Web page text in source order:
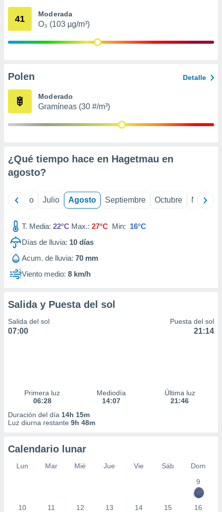
mediante
publicidad
de
41 Moderada
O₃ (103 µg/m³)
Polen Detalle
Moderado
Gramíneas (30 #/m³)
¿Qué tiempo hace en Hagetmau en
agosto?
Junio Julio Agosto Septiembre Octubre
T. Media: 22°C Max.: 27°C Min: 16°C
Días de lluvia: 10 días
Acum. de lluvia: 70 mm
Viento medio: 8 km/h
Salida y Puesta del sol
Salida del sol
07:00
Puesta del sol
21:14
Primera luz
06:28
Mediodía
14:07
Última luz
21:46
Duración del día 14h 15m
Luz diurna restante 9h 48m
Calendario lunar
Lun Mar Mié Jue Vie Sáb
Dom
9
10 11 12 13 14 15 16